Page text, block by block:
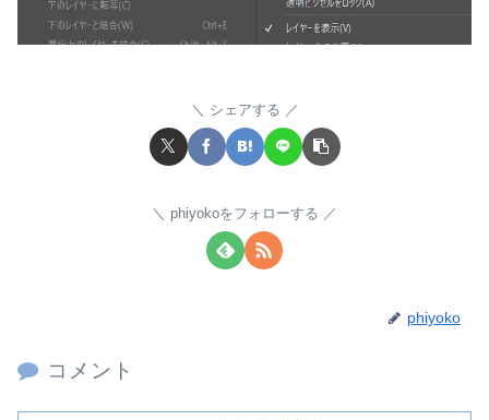
シェアする
phiyokoをフォローする
phiyoko
コメント